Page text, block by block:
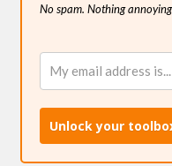
No spam. Nothing
Unlock your